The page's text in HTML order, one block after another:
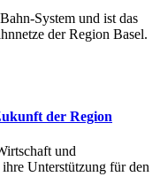
System und ist das
der Region Basel.
der Region
und
Unterstützung für den